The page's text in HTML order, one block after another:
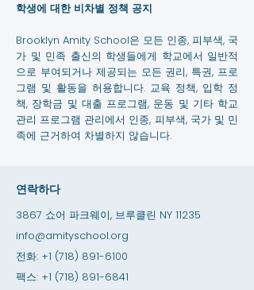
학생에 대한 비차별 정책 공지
Brooklyn Amity School은 모든 인종, 피부색, 국
가 및 민족 출신의 학생들에게 학교에서 일반적
으로 부여되거나 제공되는 모든 권리, 특권, 프로
그램 및 활동을 허용합니다. 교육 정책, 입학 정
책, 장학금 및 대출 프로그램, 운동 및 기타 학교
관리 프로그램 관리에서 인종, 피부색, 국가 및 민
족에 근거하여 차별하지 않습니다.
연락하다
3867 쇼어 파크웨이, 브루클린 NY 11235
info@amityschool.org
전화: +1 (718) 891-6100
팩스: +1 (718) 891-6841